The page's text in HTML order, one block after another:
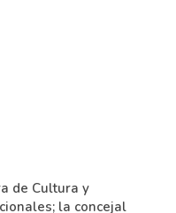
de Cultura y
la concejal